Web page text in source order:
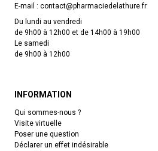
E-mail : contact@pharmaciedelathure.fr
Du lundi au vendredi
de 9h00 à 12h00 et de 14h00 à 19h00
Le samedi
de 9h00 à 12h00
INFORMATION
Qui sommes-nous ?
Visite virtuelle
Poser une question
Déclarer un effet indésirable